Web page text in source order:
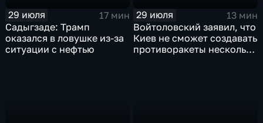
29 июля
17 мин
Садыгзаде: Трамп
оказался в ловушке из-за
ситуации с нефтью
29 июля
13 мин
Войтоловский заявил, что
Киев не сможет создавать
противоракеты несколько